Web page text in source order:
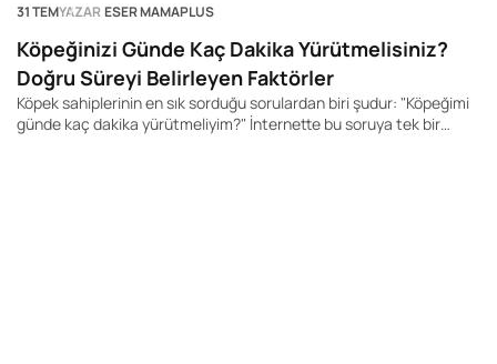
31 TEMYAZAR ESER MAMAPLUS
Köpeğinizi Günde Kaç Dakika Yürütmelisiniz?
Doğru Süreyi Belirleyen Faktörler
Köpek sahiplerinin en sık sorduğu sorulardan biri şudur: "Köpeğimi
günde kaç dakika yürütmeliyim?" İnternette bu soruya tek bir